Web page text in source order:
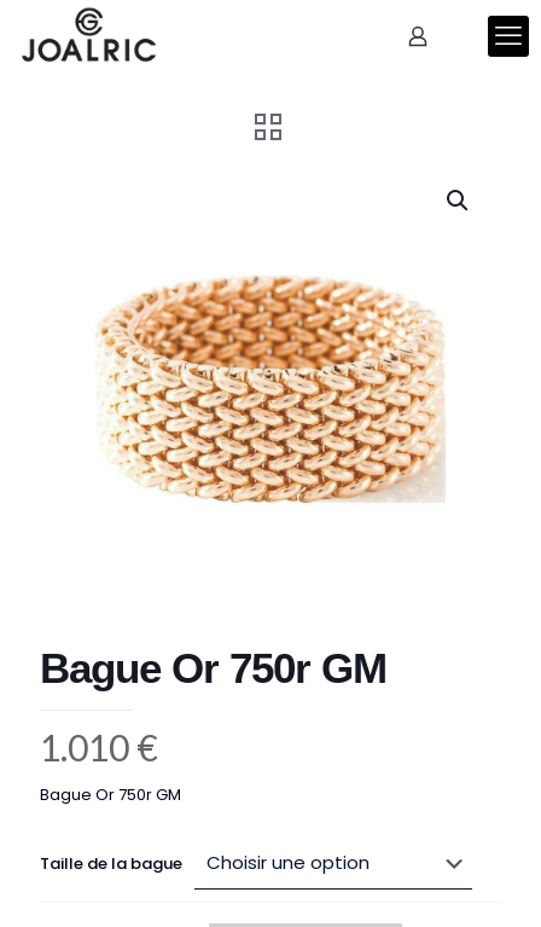
Bague Or 750r GM
1.010€
Bague Or 750r GM
Taille de la bague